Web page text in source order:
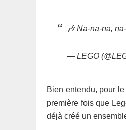
🎶 Na-na-na,
— LEGO
Bien entendu, pour
première fois que
déjà créé un